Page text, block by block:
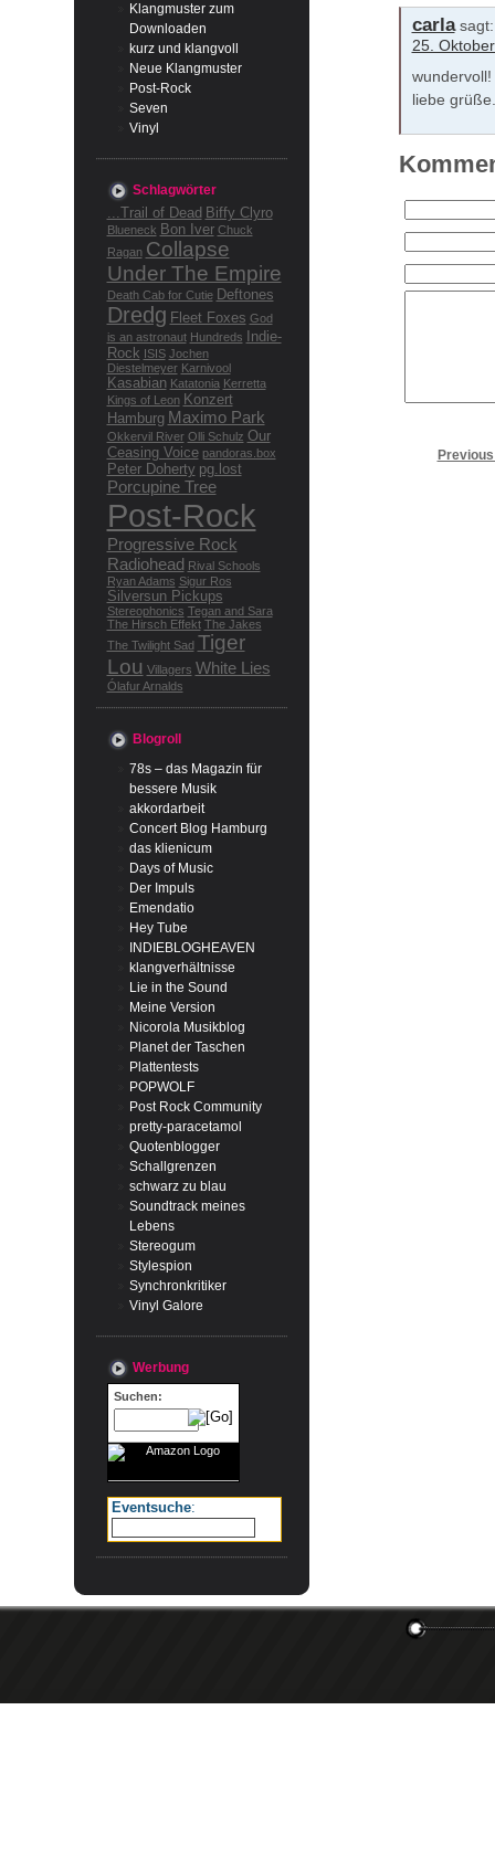
Klangmuster zum
Downloaden
kurz und klangvoll
Neue Klangmuster
Post-Rock
Seven
Vinyl
Schlagwörter
...Trail of Dead Biffy Clyro
Blueneck Bon Iver Chuck
Ragan Collapse
Under The Empire
Death Cab for Cutie Deftones
Dredg Fleet Foxes God
is an astronaut Hundreds
Indie-
Rock ISIS Jochen
Diestelmeyer Karnivool
Kasabian Katatonia Kerretta
Kings of Leon Konzert
Hamburg Maximo Park
Okkervil River Olli Schulz Our
Ceasing Voice pandoras.box
Peter Doherty pg.lost
Porcupine Tree
Post-Rock
Progressive Rock
Radiohead Rival Schools
Ryan Adams Sigur Ros
Silversun Pickups
Stereophonics Tegan and Sara
The Hirsch Effekt The Jakes
The Twilight Sad Tiger
Lou Villagers White Lies
Ólafur Arnalds
Blogroll
78s – das Magazin für
bessere Musik
akkordarbeit
Concert Blog Hamburg
das klienicum
Days of Music
Der Impuls
Emendatio
Hey Tube
INDIEBLOGHEAVEN
klangverhältnisse
Lie in the Sound
Meine Version
Nicorola Musikblog
Planet der Taschen
Plattentests
POPWOLF
Post Rock Community
pretty-paracetamol
Quotenblogger
Schallgrenzen
schwarz zu blau
Soundtrack meines
Lebens
Stereogum
Stylespion
Synchronkritiker
Vinyl Galore
Werbung
Suchen:
Eventsuche:
carla sagt:
25.
liebe grüße.